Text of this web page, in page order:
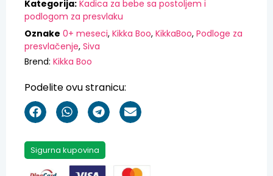
Kategorija: Kadica za bebe sa postoljem i
podlogom za presvlaku
Oznake 0+ meseci, Kikka Boo, KikkaBoo, Podloge za
presvlačenje, Siva
Brend: Kikka Boo
Podelite ovu stranicu:
Sigurna kupovina